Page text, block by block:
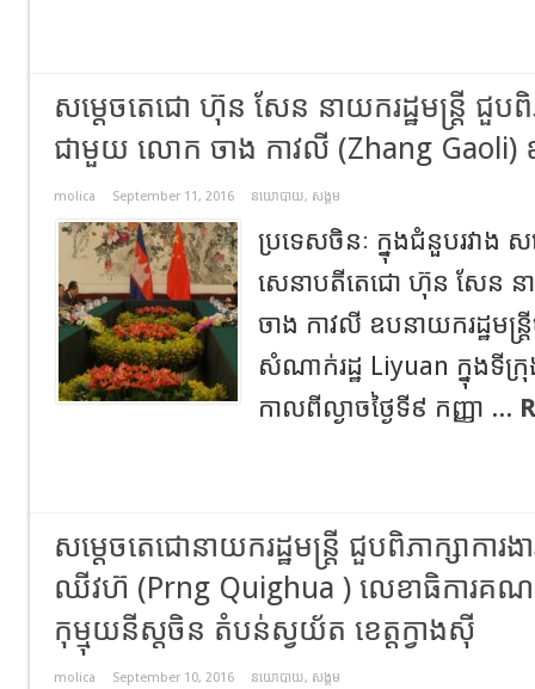
សម្តេចតេជោ ហ៊ុន សែន​ នាយករដ្ឋមន្ត្រី ជួបពិភា
ជាមួយ លោក ចាង កាវលី (Zhang Gaoli) ឧ
molica September 11, 2016 នយោបាយ, សង្គម
ប្រទេសចិនៈ ក្នុងជំនួបរវាង ស
សេនាបតីតេជោ ហ៊ុន សែន ន
ចាង កាវលី ឧបនាយករដ្ឋមន្រ្
សំណាក់រដ្ឋ Liyuan ក្នុងទីក្
កាលពីល្ងាចថ្ងៃទី៩ កញ្ញា ...
សម្តេចតេជោនាយករដ្ឋមន្រ្តី ជួបពិភាក្សាកា
ឈីវហ៊ (Prng Quighua ) លេខាធិការគណៈ
កុម្មុយនីស្តចិន តំបន់ស្វយ័ត ខេត្តក្វាងស៊ី
molica September 10, 2016 នយោបាយ, សង្គម